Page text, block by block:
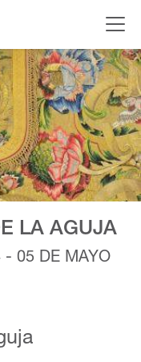
LA AGUJA
- 05 DE MAYO